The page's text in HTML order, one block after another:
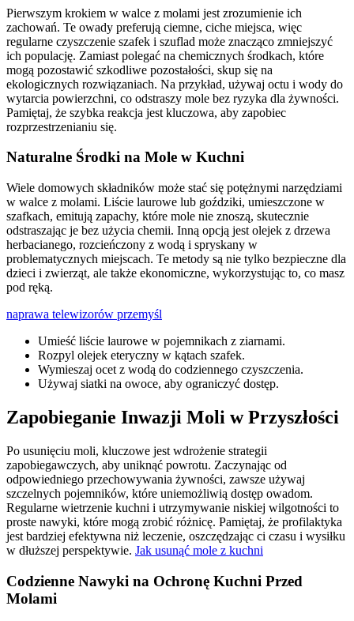
Pierwszym krokiem w walce z molami jest zrozumienie ich
zachowań. Te owady preferują ciemne, ciche miejsca, więc
regularne czyszczenie szafek i szuflad może znacząco zmniejszyć
ich populację. Zamiast polegać na chemicznych środkach, które
mogą pozostawić szkodliwe pozostałości, skup się na
ekologicznych rozwiązaniach. Na przykład, używaj octu i wody do
wytarcia powierzchni, co odstraszy mole bez ryzyka dla żywności.
Pamiętaj, że szybka reakcja jest kluczowa, aby zapobiec
rozprzestrzenianiu się.
Naturalne Środki na Mole w Kuchni
Wiele domowych składników może stać się potężnymi narzędziami
w walce z molami. Liście laurowe lub goździki, umieszczone w
szafkach, emitują zapachy, które mole nie znoszą, skutecznie
odstraszając je bez użycia chemii. Inną opcją jest olejek z drzewa
herbacianego, rozcieńczony z wodą i spryskany w
problematycznych miejscach. Te metody są nie tylko bezpieczne dla
dzieci i zwierząt, ale także ekonomiczne, wykorzystując to, co masz
pod ręką.
naprawa telewizorów przemyśl
Umieść liście laurowe w pojemnikach z ziarnami.
Rozpyl olejek eteryczny w kątach szafek.
Wymieszaj ocet z wodą do codziennego czyszczenia.
Używaj siatki na owoce, aby ograniczyć dostęp.
Zapobieganie Inwazji Moli w Przyszłości
Po usunięciu moli, kluczowe jest wdrożenie strategii
zapobiegawczych, aby uniknąć powrotu. Zaczynając od
odpowiedniego przechowywania żywności, zawsze używaj
szczelnych pojemników, które uniemożliwią dostęp owadom.
Regularne wietrzenie kuchni i utrzymywanie niskiej wilgotności to
proste nawyki, które mogą zrobić różnicę. Pamiętaj, że profilaktyka
jest bardziej efektywna niż leczenie, oszczędzając ci czasu i wysiłku
w dłuższej perspektywie. Jak usunąć mole z kuchni
Codzienne Nawyki na Ochronę Kuchni Przed
Molami